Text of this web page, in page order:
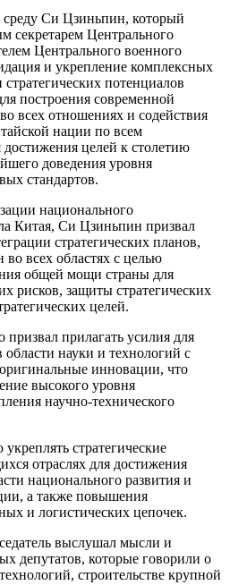
Си Цзиньпин, который
секретарем Центрального
Центрального военного
и укрепление комплексных
потенциалов
построения современной
всех отношениях и содействия
нации по всем
целей к столетию
доведения уровня
стандартов.
национального
Китая, Си Цзиньпин призвал
стратегических планов,
во всех областях с целью
общей мощи страны для
рисков, защиты стратегических
целей.
прилагать усилия для
науки и технологий с
инновации, что
высокого уровня
научно-технического
стратегические
отраслях для достижения
национального развития и
а также повышения
и логистических цепочек.
выслушал мысли и
депутатов, которые говорили о
строительстве крупной